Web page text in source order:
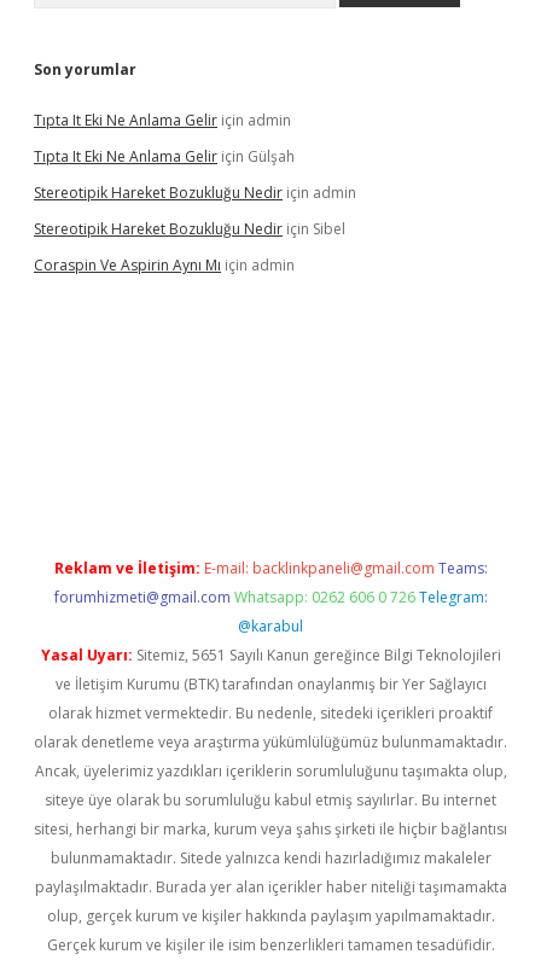
Son yorumlar
Tıpta It Eki Ne Anlama Gelir için admin
Tıpta It Eki Ne Anlama Gelir için Gülşah
Stereotipik Hareket Bozukluğu Nedir için admin
Stereotipik Hareket Bozukluğu Nedir için Sibel
Coraspin Ve Aspirin Aynı Mı için admin
Reklam ve İletişim: E-mail: backlinkpaneli@gmail.com Teams:
forumhizmeti@gmail.com Whatsapp: 0262 606 0 726 Telegram:
@karabul
Yasal Uyarı: Sitemiz, 5651 Sayılı Kanun gereğince Bilgi Teknolojileri
ve İletişim Kurumu (BTK) tarafından onaylanmış bir Yer Sağlayıcı
olarak hizmet vermektedir. Bu nedenle, sitedeki içerikleri proaktif
olarak denetleme veya araştırma yükümlülüğümüz bulunmamaktadır.
Ancak, üyelerimiz yazdıkları içeriklerin sorumluluğunu taşımakta olup,
siteye üye olarak bu sorumluluğu kabul etmiş sayılırlar. Bu internet
sitesi, herhangi bir marka, kurum veya şahıs şirketi ile hiçbir bağlantısı
bulunmamaktadır. Sitede yalnızca kendi hazırladığımız makaleler
paylaşılmaktadır. Burada yer alan içerikler haber niteliği taşımamakta
olup, gerçek kurum ve kişiler hakkında paylaşım yapılmamaktadır.
Gerçek kurum ve kişiler ile isim benzerlikleri tamamen tesadüfidir.